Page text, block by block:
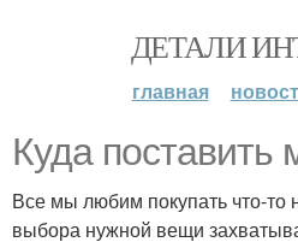
ДЕТАЛИ
главная
Куда поставить
Все мы любим покупать что-то
выбора нужной вещи